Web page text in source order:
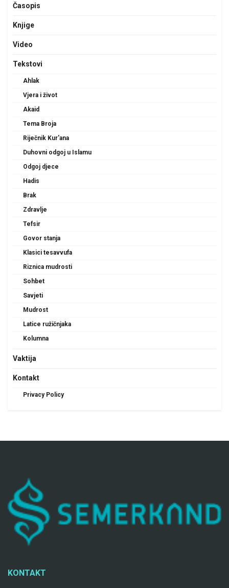
Časopis
Knjige
Video
Tekstovi
Ahlak
Vjera i život
Akaid
Tema Broja
Riječnik Kur'ana
Duhovni odgoj u Islamu
Odgoj djece
Hadis
Brak
Zdravlje
Tefsir
Govor stanja
Klasici tesavvufa
Riznica mudrosti
Sohbet
Savjeti
Mudrost
Latice ružičnjaka
Kolumna
Vaktija
Kontakt
Privacy Policy
KONTAKT